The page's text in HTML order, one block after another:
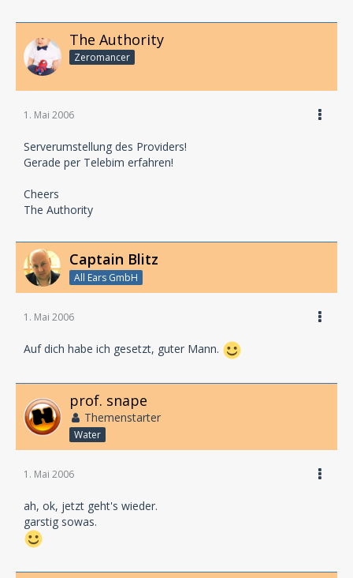
The Authority
Zeromancer
1. Mai 2006
Serverumstellung des Providers!
Gerade per Telebim erfahren!
Cheers
The Authority
Captain Blitz
All Ears GmbH
1. Mai 2006
Auf dich habe ich gesetzt, guter Mann.
prof. snape
Themenstarter
Water
1. Mai 2006
ah, ok, jetzt geht's wieder.
garstig sowas.